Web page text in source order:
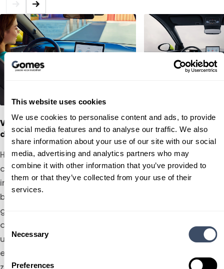
This website uses cookies
We use cookies to personalise content and ads, to provide
social media features and to analyse our traffic. We also
share information about your use of our site with our social
media, advertising and analytics partners who may
combine it with other information that you’ve provided to
them or that they’ve collected from your use of their
services.
Consent
Selection
Necessary
Preferences
Veilig en gebruiksvriendelijk
display
Het 10,1-inch display staat
centraal in het
instrumentenpaneel en is
bewust perfect op ooghoogte
geplaatst. Zo houdt u uw blik
altijd veilig op de weg en heeft
u alle belangrijke rij-informatie
en navigatie direct helder in het
zicht.
Speelse,
accenten
De
DOLPHIN SURF zijn
designstatement
geven ze het
heerlijk gedurfd,